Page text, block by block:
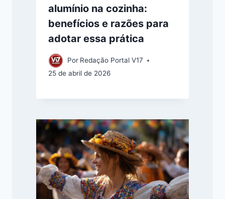
alumínio na cozinha:
benefícios e razões para
adotar essa prática
Por Redação Portal V17
25 de abril de 2026